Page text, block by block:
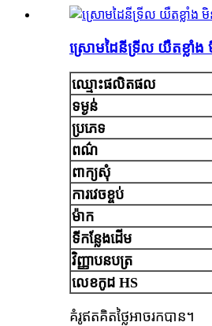
ស្រោមដៃនីទ្រីល យឺតខ្លាំង
ឈ្មោះផលិតផល
ទម្ងន់
ប្រភេទ
ពណ៌
ពាក្យសុំ
ការវេចខ្ចប់
ម៉ាក
ទីកន្លែងដើម
វិញ្ញាបនបត្រ
លេខកូដ HS
គំរូឥតគិតថ្លៃអាចរកបាន។